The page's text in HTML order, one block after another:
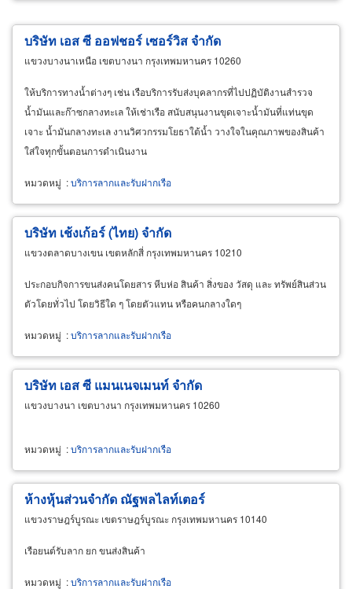
บริษัท เอส ซี ออฟชอร์ เซอร์วิส จำกัด
แขวงบางนาเหนือ เขตบางนา กรุงเทพมหานคร 10260
ให้บริการทางน้ำต่างๆ เช่น เรือบริการรับส่งบุคลากรที่ไปปฏิบัติงานสำรวจ
น้ำมันและก๊าซกลางทะเล ให้เช่าเรือ สนับสนุนงานขุดเจาะน้ำมันที่แท่นขุด
เจาะ น้ำมันกลางทะเล งานวิศวกรรมโยธาใต้น้ำ วางใจในคุณภาพของสินค้า
ใส่ใจทุกขั้นตอนการดำเนินงาน
หมวดหมู่ :บริการลากและรับฝากเรือ
บริษัท เช้งเก้อร์ (ไทย) จำกัด
แขวงตลาดบางเขน เขตหลักสี่ กรุงเทพมหานคร 10210
ประกอบกิจการขนส่งคนโดยสาร หีบห่อ สินค้า สิ่งของ วัสดุ และ ทรัพย์สินส่วน
ตัวโดยทั่วไป โดยวิธีใด ๆ โดยตัวแทน หรือคนกลางใดๆ
หมวดหมู่ :บริการลากและรับฝากเรือ
บริษัท เอส ซี แมนเนจเมนท์ จำกัด
แขวงบางนา เขตบางนา กรุงเทพมหานคร 10260
หมวดหมู่ :บริการลากและรับฝากเรือ
ห้างหุ้นส่วนจำกัด ณัฐพลไลท์เตอร์
แขวงราษฎร์บูรณะ เขตราษฎร์บูรณะ กรุงเทพมหานคร 10140
เรือยนต์รับลาก ยก ขนส่งสินค้า
หมวดหมู่ :บริการลากและรับฝากเรือ